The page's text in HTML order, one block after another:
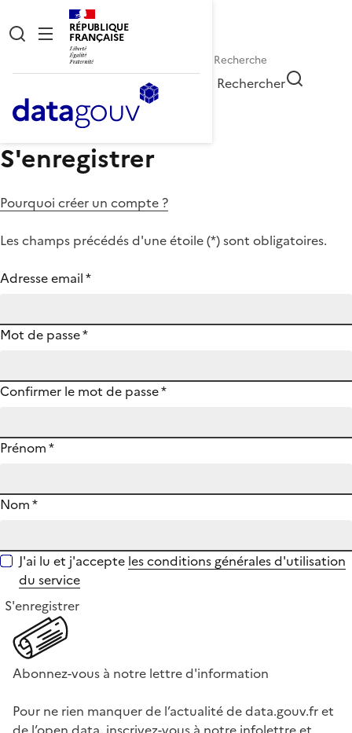
RÉPUBLIQUE
FRANÇAISE
Rechercher
S'enregistrer
Pourquoi créer un compte ?
Les champs précédés d'une étoile (*) sont obligatoires.
Adresse email*
Mot de passe*
Confirmer le mot de passe*
Prénom*
Nom*
J'ai lu et j'accepte les conditions générales d'utilisation
du service
S'enregistrer
Abonnez-vous à notre lettre d'information
Pour ne rien manquer de l’actualité de data.gouv.fr et